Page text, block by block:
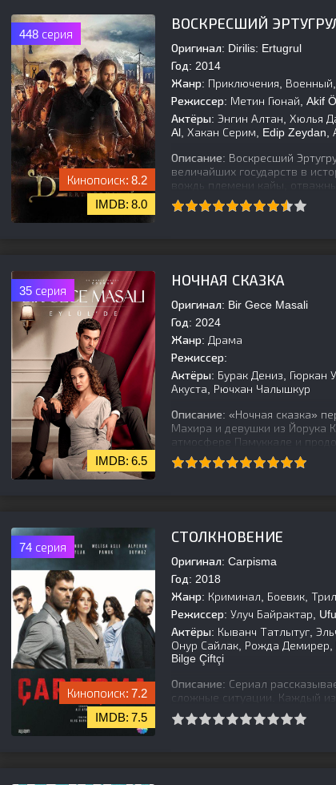
448 серия
8.2
8.0
ВОСКРЕСШИЙ
Оригинал: Dirilis: Ertugrul
Год: 2014
Жанр: Приключения,
Режиссер: Метин Гюнай, Akif
Актёры: Энгин Алтан, Хюлья
Al, Хакан Серим, Edip Zeydan,
Описание: Воскресший
величайших государств в
вождь племени кайы,
35 серия
6.5
НОЧНАЯ СКАЗКА
Оригинал: Bir Gece Masali
Год: 2024
Жанр: Драма
Режиссер:
Актёры: Бурак Дениз, Гюркан
Акуста, Рючхан Чалышкур
Описание: «Ночная сказка»
Махира и девушки из Йорука
атмосфере Памуккале и
74 серия
7.2
7.5
СТОЛКНОВЕНИЕ
Оригинал: Carpisma
Год: 2018
Жанр: Криминал, Боевик,
Режиссер: Улуч Байрактар,
Актёры: Кыванч Татлытуг,
Онур Сайлак, Рожда
Bilge Çiftçi
Описание: Сериал
сложные ситуации. Каждый
сомнениями, пытаясь найти